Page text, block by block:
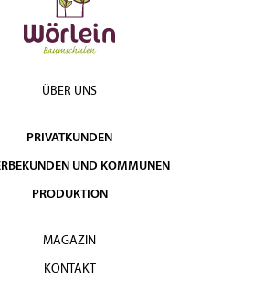
ÜBER UNS
PRIVATKUNDEN
UND KOMMUNEN
PRODUKTION
MAGAZIN
KONTAKT